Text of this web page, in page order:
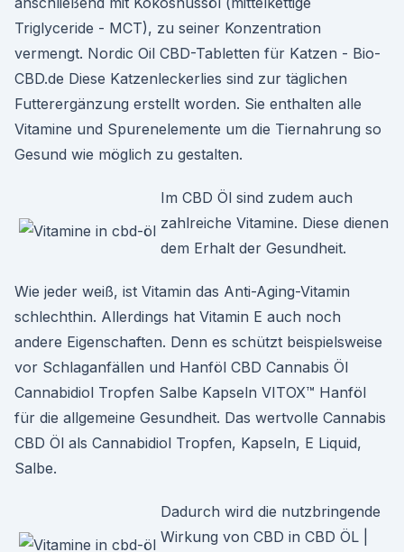
Triglyceride - MCT), zu seiner Konzentration
vermengt. Nordic Oil CBD-Tabletten für Katzen - Bio-
CBD.de Diese Katzenleckerlies sind zur täglichen
Futterergänzung erstellt worden. Sie enthalten alle
Vitamine und Spurenelemente um die Tiernahrung so
Gesund wie möglich zu gestalten.
Im CBD Öl sind zudem auch
zahlreiche Vitamine. Diese dienen
dem Erhalt der Gesundheit.
Wie jeder weiß, ist Vitamin das Anti-Aging-Vitamin
schlechthin. Allerdings hat Vitamin E auch noch
andere Eigenschaften. Denn es schützt beispielsweise
vor Schlaganfällen und Hanföl CBD Cannabis Öl
Cannabidiol Tropfen Salbe Kapseln VITOX™ Hanföl
für die allgemeine Gesundheit. Das wertvolle Cannabis
CBD Öl als Cannabidiol Tropfen, Kapseln, E Liquid,
Salbe.
Dadurch wird die nutzbringende
Wirkung von CBD in CBD ÖL |